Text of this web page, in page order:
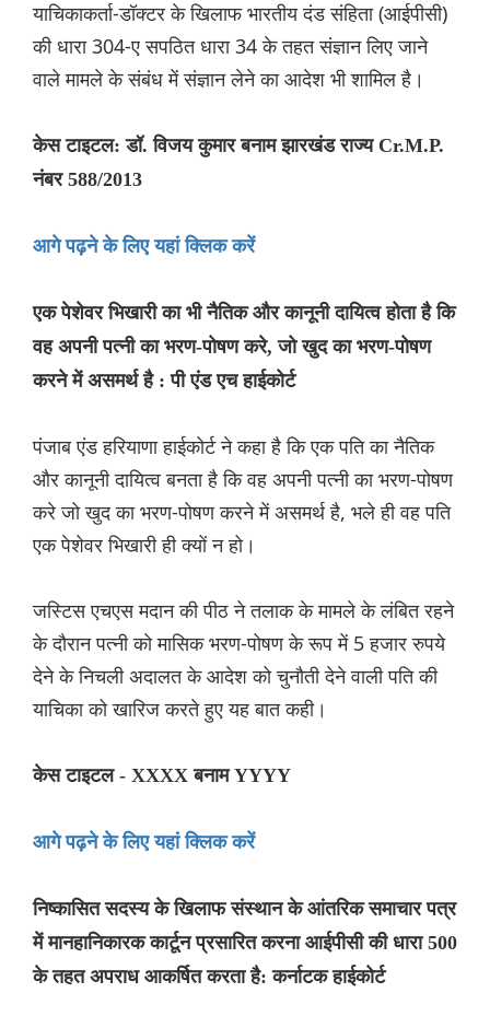
याचिकाकर्ता-डॉक्टर के खिलाफ भारतीय दंड संहिता (आईपीसी)
की धारा 304-ए सपठित धारा 34 के तहत संज्ञान लिए जाने
वाले मामले के संबंध में संज्ञान लेने का आदेश भी शामिल है।
केस टाइटल: डॉ. विजय कुमार बनाम झारखंड राज्य Cr.M.P.
नंबर 588/2013
आगे पढ़ने के लिए यहां क्लिक करें
एक पेशेवर भिखारी का भी नैतिक और कानूनी दायित्व होता है कि
वह अपनी पत्नी का भरण-पोषण करे, जो खुद का भरण-पोषण
करने में असमर्थ है : पी एंड एच हाईकोर्ट
पंजाब एंड हरियाणा हाईकोर्ट ने कहा है कि एक पति का नैतिक
और कानूनी दायित्व बनता है कि वह अपनी पत्नी का भरण-पोषण
करे जो खुद का भरण-पोषण करने में असमर्थ है, भले ही वह पति
एक पेशेवर भिखारी ही क्यों न हो।
जस्टिस एचएस मदान की पीठ ने तलाक के मामले के लंबित रहने
के दौरान पत्नी को मासिक भरण-पोषण के रूप में 5 हजार रुपये
देने के निचली अदालत के आदेश को चुनौती देने वाली पति की
याचिका को खारिज करते हुए यह बात कही।
केस टाइटल - XXXX बनाम YYYY
आगे पढ़ने के लिए यहां क्लिक करें
निष्कासित सदस्य के खिलाफ संस्थान के आंतरिक समाचार पत्र
में मानहानिकारक कार्टून प्रसारित करना आईपीसी की धारा 500
के तहत अपराध आकर्षित करता है: कर्नाटक हाईकोर्ट